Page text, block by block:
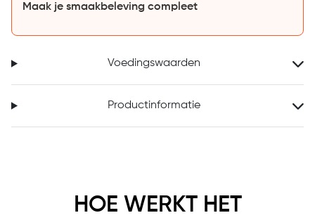
Maak je smaakbeleving compleet
Voedingswaarden
Productinformatie
HOE WERKT HET